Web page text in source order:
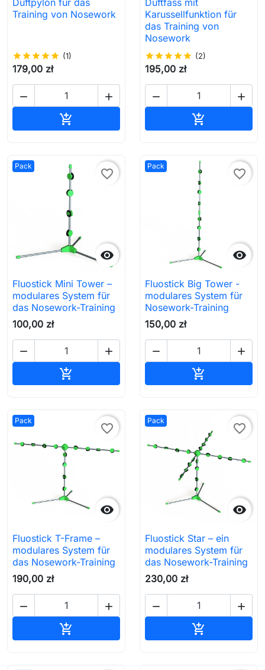
Duftpylon für das
Training von Nosework
starstarstarstarstar (1)
179,00 zł
 

Duftfass mit
Karussellfunktion für
das Training von
Nosework
starstarstarstarstar (2)
195,00 zł
 

Pack

favorite_border
Fluostick Mini Tower –
modulares System für
das Nosework-Training
100,00 zł
 

Pack

favorite_border
Fluostick Big Tower -
modulares System für
Nosework-Training
150,00 zł
 

Pack

favorite_border
Fluostick T-Frame –
modulares System für
das Nosework-Training
190,00 zł
 

Pack

favorite_border
Fluostick Star – ein
modulares System für
das Nosework-Training
230,00 zł
 
